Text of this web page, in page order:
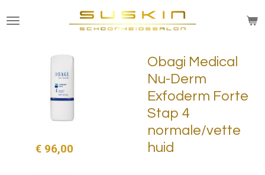
direct
Obagi Medical
Nu-Derm
Exfoderm Forte
Stap 4
normale/vette
huid
€ 96,00